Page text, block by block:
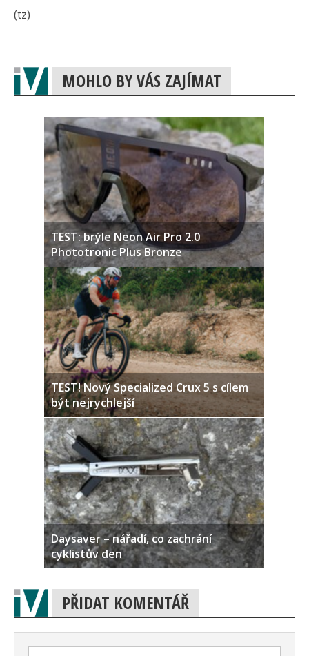
(tz)
MOHLO BY VÁS ZAJÍMAT
TEST: brýle Neon Air Pro 2.0
Phototronic Plus Bronze
TEST! Nový Specialized Crux 5 s cílem
být nejrychlejší
Daysaver – nářadí, co zachrání
cyklistův den
PŘIDAT KOMENTÁŘ